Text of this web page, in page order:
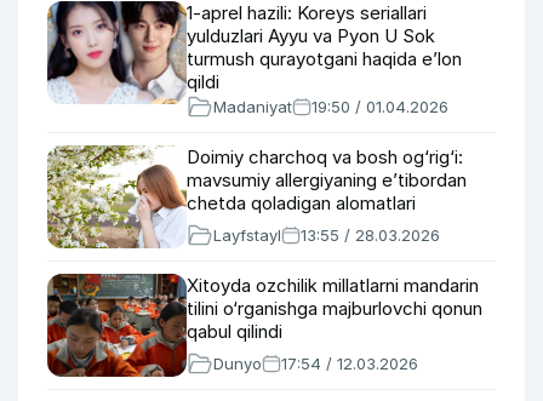
1-aprel hazili: Koreys seriallari
yulduzlari Ayyu va Pyon U Sok
turmush qurayotgani haqida e’lon
qildi
Madaniyat 19:50 / 01.04.2026
Doimiy charchoq va bosh og‘rig‘i:
mavsumiy allergiyaning e’tibordan
chetda qoladigan alomatlari
Layfstayl 13:55 / 28.03.2026
Xitoyda ozchilik millatlarni mandarin
tilini o‘rganishga majburlovchi qonun
qabul qilindi
Dunyo 17:54 / 12.03.2026